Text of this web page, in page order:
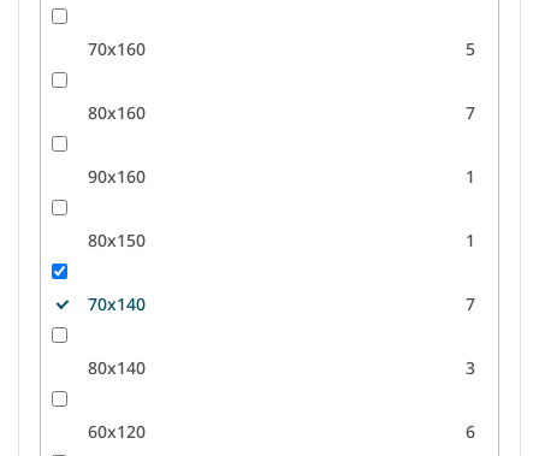
70x160 5
80x160 7
90x160 1
80x150 1
70x140 7
80x140 3
60x120 6